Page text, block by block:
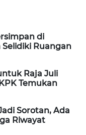
di
Selidiki Ruangan
Raja Juli
Temukan
Sorotan, Ada
Riwayat